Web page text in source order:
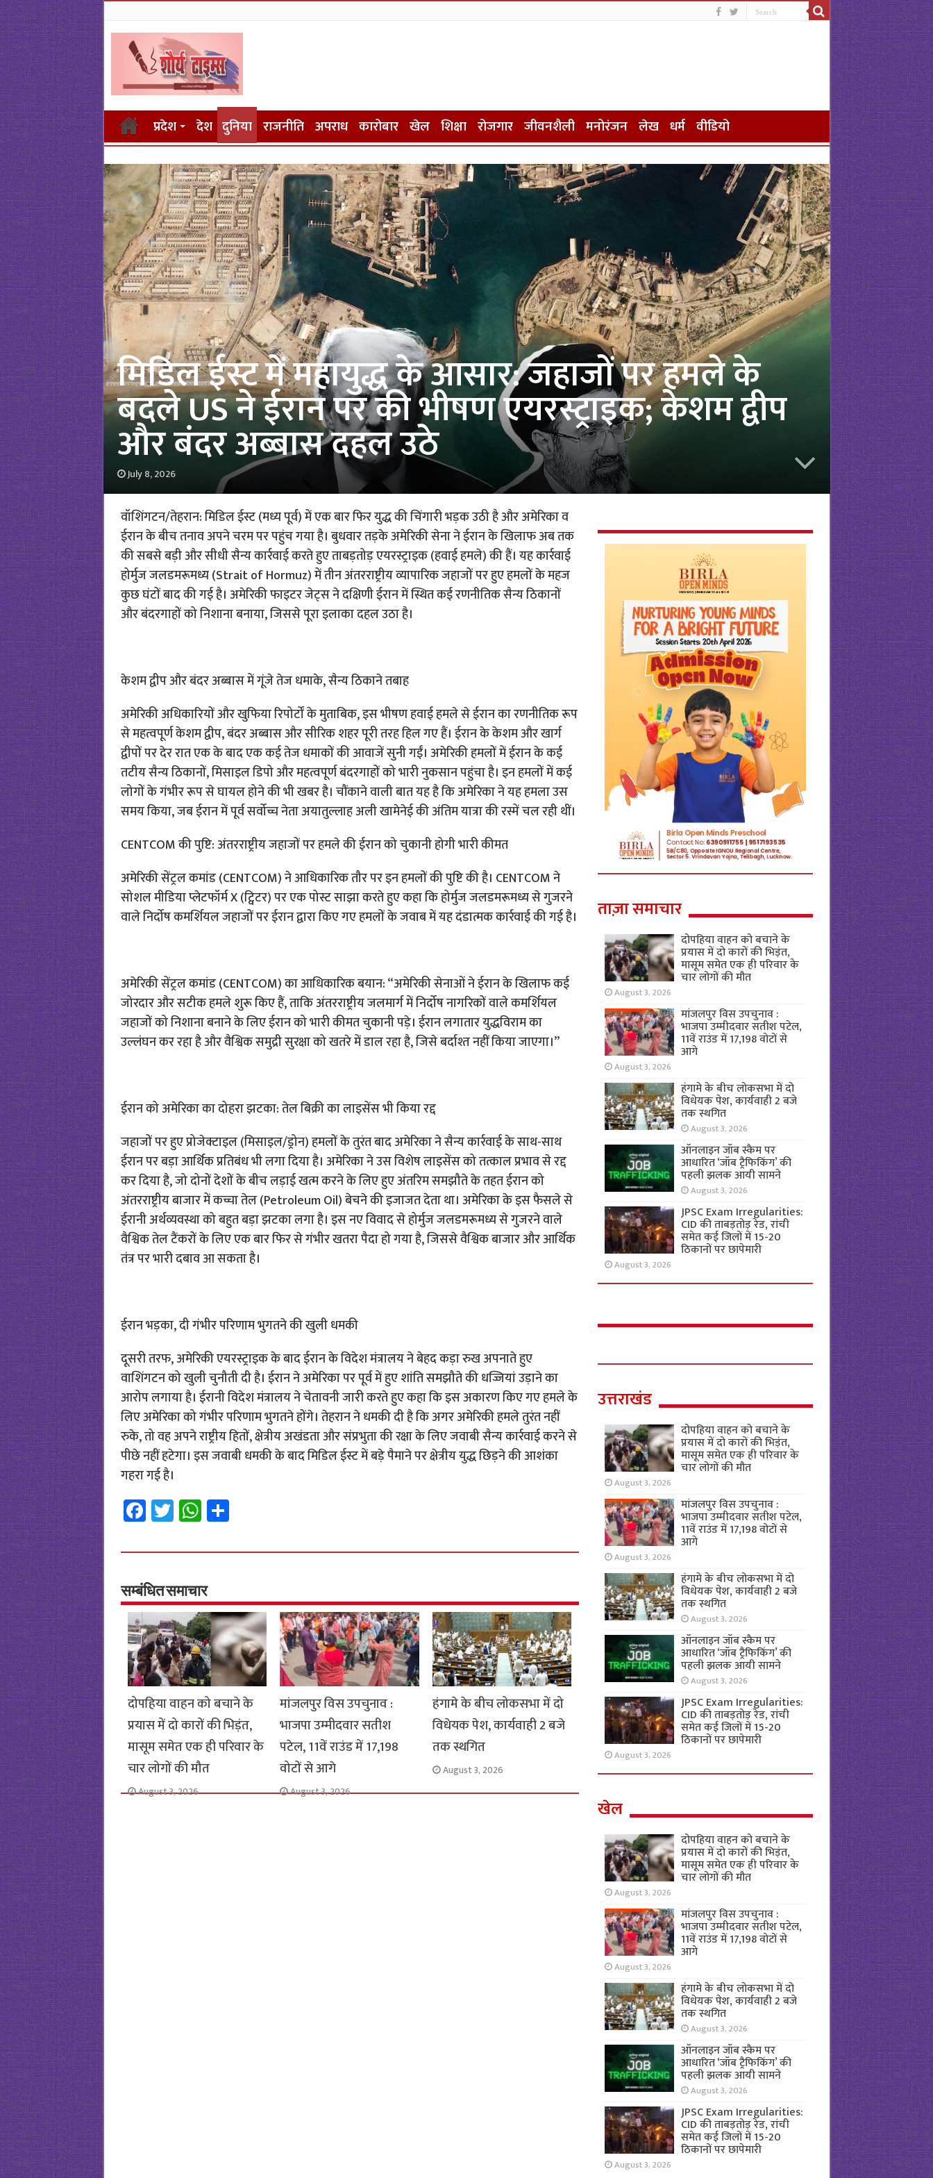
प्रदेश देश दुनिया राजनीति अपराध कारोबार खेल शिक्षा रोजगार जीवनशैली मनोरंजन लेख धर्म वीडियो
मिडिल ईस्ट में महायुद्ध के आसार: जहाजों पर हमले के
बदले US ने ईरान पर की भीषण एयरस्ट्राइक; केशम द्वीप
और बंदर अब्बास दहल उठे
July 8, 2026
वॉशिंगटन/तेहरान: मिडिल ईस्ट (मध्य पूर्व) में एक बार फिर युद्ध की चिंगारी भड़क उठी है और अमेरिका व
ईरान के बीच तनाव अपने चरम पर पहुंच गया है। बुधवार तड़के अमेरिकी सेना ने ईरान के खिलाफ अब तक
की सबसे बड़ी और सीधी सैन्य कार्रवाई करते हुए ताबड़तोड़ एयरस्ट्राइक (हवाई हमले) की हैं। यह कार्रवाई
होर्मुज जलडमरूमध्य (Strait of Hormuz) में तीन अंतरराष्ट्रीय व्यापारिक जहाजों पर हुए हमलों के महज
कुछ घंटों बाद की गई है। अमेरिकी फाइटर जेट्स ने दक्षिणी ईरान में स्थित कई रणनीतिक सैन्य ठिकानों
और बंदरगाहों को निशाना बनाया, जिससे पूरा इलाका दहल उठा है।
केशम द्वीप और बंदर अब्बास में गूंजे तेज धमाके, सैन्य ठिकाने तबाह
अमेरिकी अधिकारियों और खुफिया रिपोर्टों के मुताबिक, इस भीषण हवाई हमले से ईरान का रणनीतिक रूप
से महत्वपूर्ण केशम द्वीप, बंदर अब्बास और सीरिक शहर पूरी तरह हिल गए हैं। ईरान के केशम और खार्ग
द्वीपों पर देर रात एक के बाद एक कई तेज धमाकों की आवाजें सुनी गईं। अमेरिकी हमलों में ईरान के कई
तटीय सैन्य ठिकानों, मिसाइल डिपो और महत्वपूर्ण बंदरगाहों को भारी नुकसान पहुंचा है। इन हमलों में कई
लोगों के गंभीर रूप से घायल होने की भी खबर है। चौंकाने वाली बात यह है कि अमेरिका ने यह हमला उस
समय किया, जब ईरान में पूर्व सर्वोच्च नेता अयातुल्लाह अली खामेनेई की अंतिम यात्रा की रस्में चल रही थीं।
CENTCOM की पुष्टि: अंतरराष्ट्रीय जहाजों पर हमले की ईरान को चुकानी होगी भारी कीमत
अमेरिकी सेंट्रल कमांड (CENTCOM) ने आधिकारिक तौर पर इन हमलों की पुष्टि की है। CENTCOM ने
सोशल मीडिया प्लेटफॉर्म X (ट्विटर) पर एक पोस्ट साझा करते हुए कहा कि होर्मुज जलडमरूमध्य से गुजरने
वाले निर्दोष कमर्शियल जहाजों पर ईरान द्वारा किए गए हमलों के जवाब में यह दंडात्मक कार्रवाई की गई है।
अमेरिकी सेंट्रल कमांड (CENTCOM) का आधिकारिक बयान: “अमेरिकी सेनाओं ने ईरान के खिलाफ कई
जोरदार और सटीक हमले शुरू किए हैं, ताकि अंतरराष्ट्रीय जलमार्ग में निर्दोष नागरिकों वाले कमर्शियल
जहाजों को निशाना बनाने के लिए ईरान को भारी कीमत चुकानी पड़े। ईरान लगातार युद्धविराम का
उल्लंघन कर रहा है और वैश्विक समुद्री सुरक्षा को खतरे में डाल रहा है, जिसे बर्दाश्त नहीं किया जाएगा।”
ईरान को अमेरिका का दोहरा झटका: तेल बिक्री का लाइसेंस भी किया रद्द
जहाजों पर हुए प्रोजेक्टाइल (मिसाइल/ड्रोन) हमलों के तुरंत बाद अमेरिका ने सैन्य कार्रवाई के साथ-साथ
ईरान पर बड़ा आर्थिक प्रतिबंध भी लगा दिया है। अमेरिका ने उस विशेष लाइसेंस को तत्काल प्रभाव से रद्द
कर दिया है, जो दोनों देशों के बीच लड़ाई खत्म करने के लिए हुए अंतरिम समझौते के तहत ईरान को
अंतरराष्ट्रीय बाजार में कच्चा तेल (Petroleum Oil) बेचने की इजाजत देता था। अमेरिका के इस फैसले से
ईरानी अर्थव्यवस्था को बहुत बड़ा झटका लगा है। इस नए विवाद से होर्मुज जलडमरूमध्य से गुजरने वाले
वैश्विक तेल टैंकरों के लिए एक बार फिर से गंभीर खतरा पैदा हो गया है, जिससे वैश्विक बाजार और आर्थिक
तंत्र पर भारी दबाव आ सकता है।
ईरान भड़का, दी गंभीर परिणाम भुगतने की खुली धमकी
दूसरी तरफ, अमेरिकी एयरस्ट्राइक के बाद ईरान के विदेश मंत्रालय ने बेहद कड़ा रुख अपनाते हुए
वाशिंगटन को खुली चुनौती दी है। ईरान ने अमेरिका पर पूर्व में हुए शांति समझौते की धज्जियां उड़ाने का
आरोप लगाया है। ईरानी विदेश मंत्रालय ने चेतावनी जारी करते हुए कहा कि इस अकारण किए गए हमले के
लिए अमेरिका को गंभीर परिणाम भुगतने होंगे। तेहरान ने धमकी दी है कि अगर अमेरिकी हमले तुरंत नहीं
रुके, तो वह अपने राष्ट्रीय हितों, क्षेत्रीय अखंडता और संप्रभुता की रक्षा के लिए जवाबी सैन्य कार्रवाई करने से
पीछे नहीं हटेगा। इस जवाबी धमकी के बाद मिडिल ईस्ट में बड़े पैमाने पर क्षेत्रीय युद्ध छिड़ने की आशंका
गहरा गई है।
Fa
ce
b
o
o
k
T
wi
tt
er
W
h
at
sA
p
p
S
h
ar
सम्बंधित समाचार
दोपहिया वाहन को बचाने के
प्रयास में दो कारों की भिड़ंत,
मासूम समेत एक ही परिवार के
चार लोगों की मौत
August 3, 2026
मांजलपुर विस उपचुनाव :
भाजपा उम्मीदवार सतीश
पटेल, 11वें राउंड में 17,198
वोटों से आगे
August 3, 2026
हंगामे के बीच लोकसभा में दो
विधेयक पेश, कार्यवाही 2 बजे
तक स्थगित
August 3, 2026
ताज़ा समाचार
दोपहिया वाहन को बचाने के
प्रयास में दो कारों की भिड़ंत,
मासूम समेत एक ही परिवार के
चार लोगों की मौत
August 3, 2026
मांजलपुर विस उपचुनाव :
भाजपा उम्मीदवार सतीश पटेल,
11वें राउंड में 17,198 वोटों से
आगे
August 3, 2026
हंगामे के बीच लोकसभा में दो
विधेयक पेश, कार्यवाही 2 बजे
तक स्थगित
August 3, 2026
ऑनलाइन जॉब स्कैम पर
आधारित ‘जॉब ट्रैफिकिंग’ की
पहली झलक आयी सामने
August 3, 2026
JPSC Exam Irregularities:
CID की ताबड़तोड़ रेड, रांची
समेत कई जिलों में 15-20
ठिकानों पर छापेमारी
August 3, 2026
उत्तराखंड
दोपहिया वाहन को बचाने के
प्रयास में दो कारों की भिड़ंत,
मासूम समेत एक ही परिवार के
चार लोगों की मौत
August 3, 2026
मांजलपुर विस उपचुनाव :
भाजपा उम्मीदवार सतीश पटेल,
11वें राउंड में 17,198 वोटों से
आगे
August 3, 2026
हंगामे के बीच लोकसभा में दो
विधेयक पेश, कार्यवाही 2 बजे
तक स्थगित
August 3, 2026
ऑनलाइन जॉब स्कैम पर
आधारित ‘जॉब ट्रैफिकिंग’ की
पहली झलक आयी सामने
August 3, 2026
JPSC Exam Irregularities:
CID की ताबड़तोड़ रेड, रांची
समेत कई जिलों में 15-20
ठिकानों पर छापेमारी
August 3, 2026
खेल
दोपहिया वाहन को बचाने के
प्रयास में दो कारों की भिड़ंत,
मासूम समेत एक ही परिवार के
चार लोगों की मौत
August 3, 2026
मांजलपुर विस उपचुनाव :
भाजपा उम्मीदवार सतीश पटेल,
11वें राउंड में 17,198 वोटों से
आगे
August 3, 2026
हंगामे के बीच लोकसभा में दो
विधेयक पेश, कार्यवाही 2 बजे
तक स्थगित
August 3, 2026
ऑनलाइन जॉब स्कैम पर
आधारित ‘जॉब ट्रैफिकिंग’ की
पहली झलक आयी सामने
August 3, 2026
JPSC Exam Irregularities:
CID की ताबड़तोड़ रेड, रांची
समेत कई जिलों में 15-20
ठिकानों पर छापेमारी
August 3, 2026